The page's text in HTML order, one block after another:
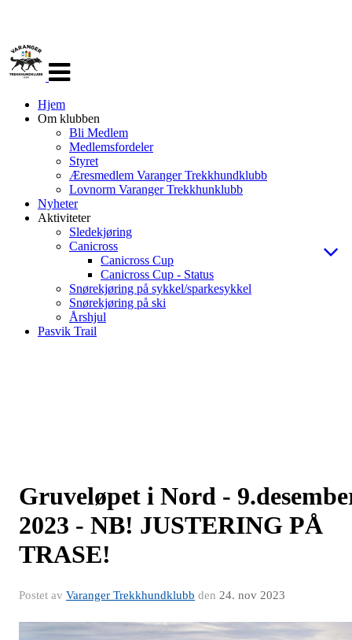
navigasjon
Hjem
Om klubben
Bli Medlem
Medlemsfordeler
Styret
Æresmedlem Varanger Trekkhundklubb
Lovnorm Varanger Trekkhunklubb
Nyheter
Aktiviteter
Sledekjøring
Canicross
Canicross Cup
Canicross Cup - Status
Snørekjøring på sykkel/sparkesykkel
Snørekjøring på ski
Årshjul
Pasvik Trail
Gruveløpet i Nord -
2023 - NB! JUSTERING PÅ
TRASE!
Postet av Varanger Trekkhundklubb den 24. nov 2023